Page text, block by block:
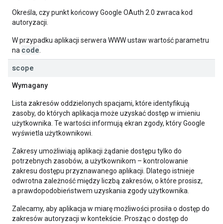
Określa, czy punkt końcowy Google OAuth 2.0 zwraca kod
autoryzacji.
W przypadku aplikacji serwera WWW ustaw wartość parametru
na code
scope
Wymagany
Lista zakresów oddzielonych spacjami, które identyfikują
zasoby, do których aplikacja może uzyskać dostęp w imieniu
użytkownika. Te wartości informują ekran zgody, który Google
wyświetla użytkownikowi.
Zakresy umożliwiają aplikacji żądanie dostępu tylko do
potrzebnych zasobów, a użytkownikom – kontrolowanie
zakresu dostępu przyznawanego aplikacji. Dlatego istnieje
odwrotna zależność między liczbą zakresów, o które prosisz,
a prawdopodobieństwem uzyskania zgody użytkownika.
Zalecamy, aby aplikacja w miarę możliwości prosiła o dostęp do
zakresów autoryzacji w kontekście. Prosząc o dostęp do